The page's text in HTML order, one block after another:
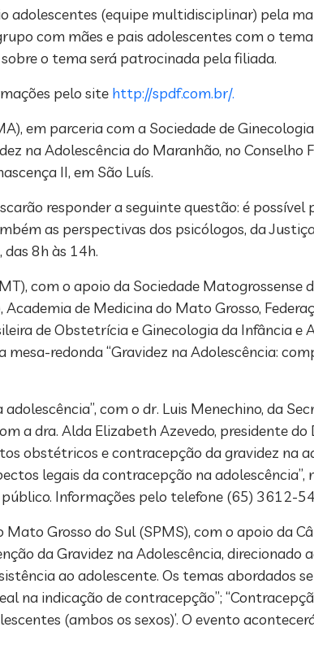
adolescentes (equipe multidisciplinar) pela
com mães e pais adolescentes com o tema
o tema será patrocinada pela filiada.
pelo site http://spdf.com.br/.
em parceria com a Sociedade de
na Adolescência do Maranhão, no Conselho
II, em São Luís.
responder a seguinte questão: é possível
as perspectivas dos psicólogos, da
8h às 14h.
com o apoio da Sociedade Matogrossense
de Medicina do Mato Grosso,
de Obstetrícia e Ginecologia da Infância e
redonda “Gravidez na Adolescência:
com o dr. Luis Menechino, da
a dra. Alda Elizabeth Azevedo, presidente
obstétricos e contracepção da gravidez na
legais da contracepção na
público. Informações pelo telefone (65) 3612-
Mato Grosso do Sul (SPMS), com o apoio da
da Gravidez na Adolescência, direcionado
ao adolescente. Os temas abordados
na indicação de contracepção”;
(ambos os sexos)’. O evento